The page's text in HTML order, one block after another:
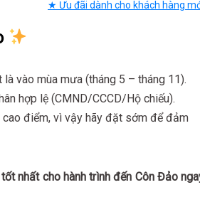
★ Ưu đãi dành cho khách hàng
vào mùa mưa (tháng 5 – tháng 11).
hợp lệ (CMND/CCCD/Hộ chiếu).
điểm, vì vậy hãy đặt sớm để đảm
nhất cho hành trình đến Côn Đảo